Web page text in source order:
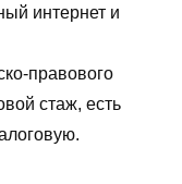
интернет и
правового
стаж, есть